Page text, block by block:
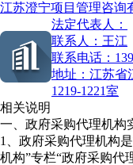
江苏澄宁项目管理咨询
法定代表人：
联系人： 王江
联系电话：
地址： 江苏省
1219-1221室
相关说明
一、政府采购代理机构
1、政府采购代理机构
机构”专栏“政府采购代